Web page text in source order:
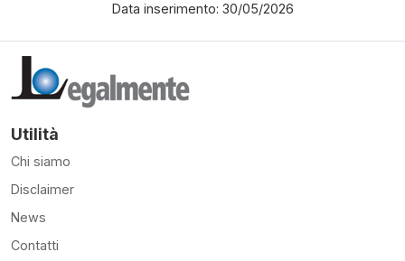
Data inserimento: 30/05/2026
Utilità
Chi siamo
Disclaimer
News
Contatti